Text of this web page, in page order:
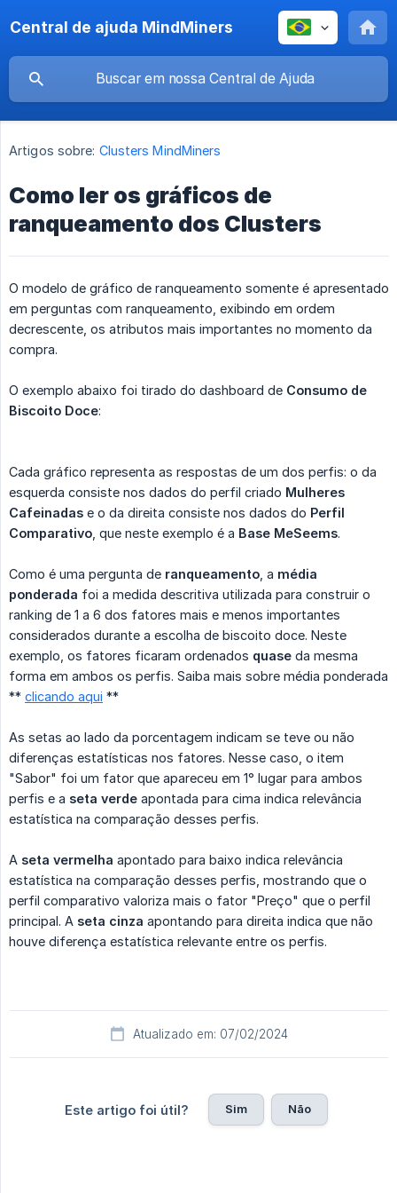
Central de ajuda MindMiners
Artigos sobre: Clusters MindMiners
Como ler os gráficos de
ranqueamento dos Clusters
O modelo de gráfico de ranqueamento somente é apresentado
em perguntas com ranqueamento, exibindo em ordem
decrescente, os atributos mais importantes no momento da
compra.
O exemplo abaixo foi tirado do dashboard de Consumo de
Biscoito Doce:
Cada gráfico representa as respostas de um dos perfis: o da
esquerda consiste nos dados do perfil criado Mulheres
Cafeinadas e o da direita consiste nos dados do Perfil
Comparativo , que neste exemplo é a Base MeSeems.
Como é uma pergunta de ranqueamento , a média
ponderada foi a medida descritiva utilizada para construir o
ranking de 1 a 6 dos fatores mais e menos importantes
considerados durante a escolha de biscoito doce. Neste
exemplo, os fatores ficaram ordenados quase da mesma
forma em ambos os perfis. Saiba mais sobre média ponderada
** clicando aqui **
As setas ao lado da porcentagem indicam se teve ou não
diferenças estatísticas nos fatores. Nesse caso, o item
"Sabor" foi um fator que apareceu em 1° lugar para ambos
perfis e a seta verde apontada para cima indica relevância
estatística na comparação desses perfis.
A seta vermelha apontado para baixo indica relevância
estatística na comparação desses perfis, mostrando que o
perfil comparativo valoriza mais o fator "Preço" que o perfil
principal. A seta cinza apontando para direita indica que não
houve diferença estatística relevante entre os perfis.
Atualizado em: 07/02/2024
Este artigo foi útil? Sim Não